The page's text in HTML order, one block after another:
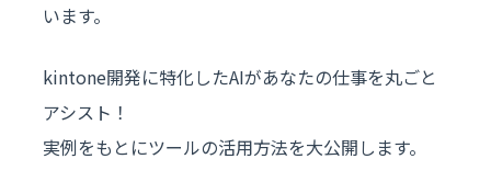
います。
kintone開発に特化したAIがあなたの仕事を丸ごと
アシスト！
実例をもとにツールの活用方法を大公開します。